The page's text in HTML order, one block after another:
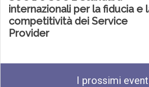
internazionali per la fiducia e
competitività dei Service
Provider
I prossimi